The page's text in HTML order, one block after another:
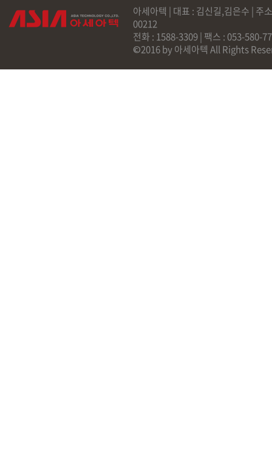
아세아텍 | 대표 : 김신길,김은수 | 주
00212
전화 : 1588-3309 | 팩스 : 053-580-
©2016 by 아세아텍 All Rights